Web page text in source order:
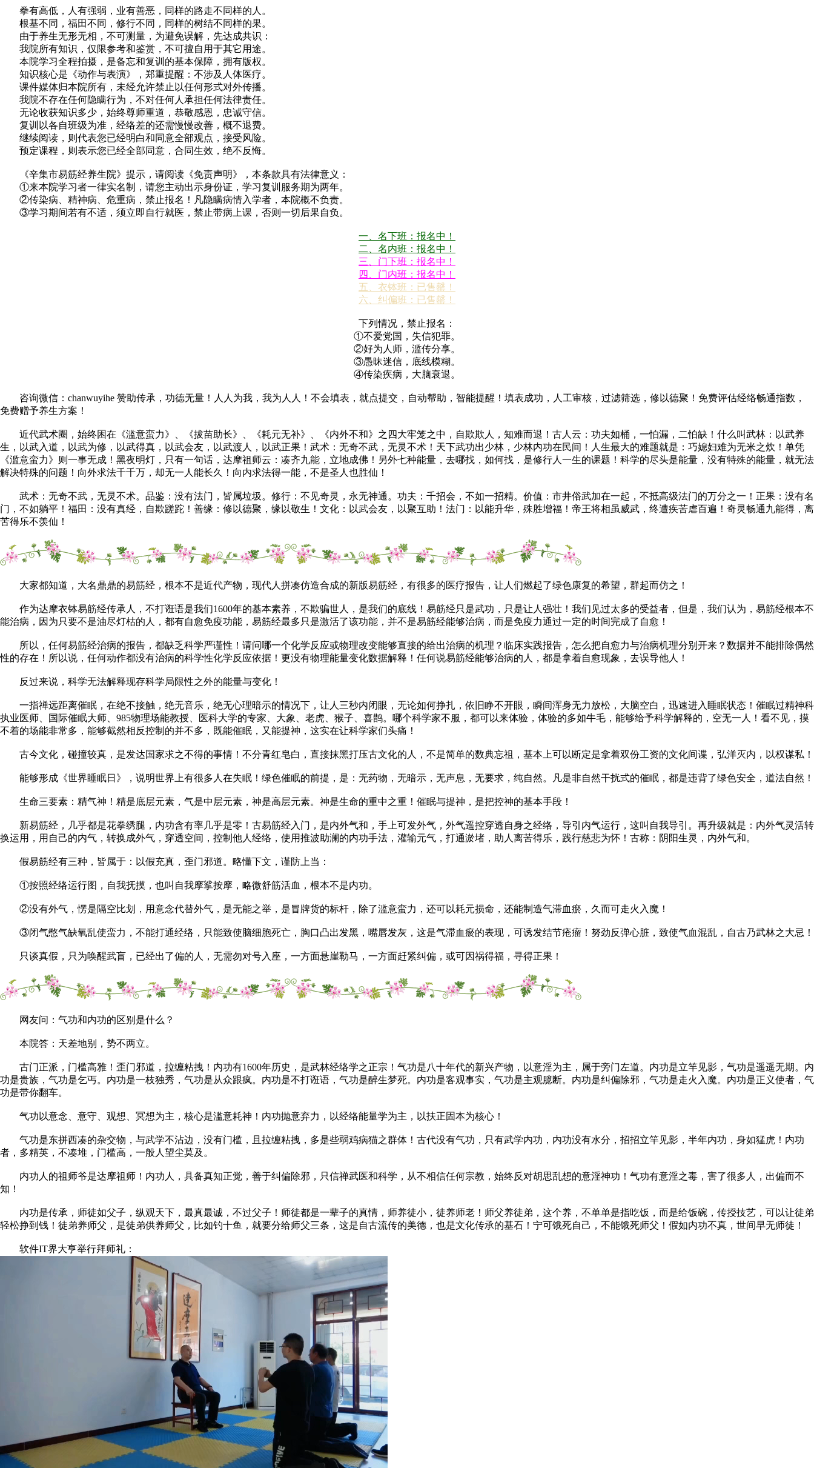
拳有高低，人有强弱，业有善恶，同样的路走不同样的人。
根基不同，福田不同，修行不同，同样的树结不同样的果。
由于养生无形无相，不可测量，为避免误解，先达成共识：
我院所有知识，仅限参考和鉴赏，不可擅自用于其它用途。
本院学习全程拍摄，是备忘和复训的基本保障，拥有版权。
知识核心是《动作与表演》，郑重提醒：不涉及人体医疗。
课件媒体归本院所有，未经允许禁止以任何形式对外传播。
我院不存在任何隐瞒行为，不对任何人承担任何法律责任。
无论收获知识多少，始终尊师重道，恭敬感恩，忠诚守信。
复训以各自班级为准，经络差的还需慢慢改善，概不退费。
继续阅读，则代表您已经明白和同意全部观点，接受风险。
预定课程，则表示您已经全部同意，合同生效，绝不反悔。
《辛集市易筋经养生院》提示，请阅读《免责声明》，本条款具有法律意义：
①来本院学习者一律实名制，请您主动出示身份证，学习复训服务期为两年。
②传染病、精神病、危重病，禁止报名！凡隐瞒病情入学者，本院概不负责。
③学习期间若有不适，须立即自行就医，禁止带病上课，否则一切后果自负。
一、名下班：报名中！
二、名内班：报名中！
三、门下班：报名中！
四、门内班：报名中！
五、衣钵班：已售罄！
六、纠偏班：已售罄！
下列情况，禁止报名：
①不爱党国，失信犯罪。
②好为人师，滥传分享。
③愚昧迷信，底线模糊。
④传染疾病，大脑衰退。
咨询微信：chanwuyihe 赞助传承，功德无量！人人为我，我为人人！不会填表，就点提交，自动帮助，智能提醒！填表成功，人工审核，过滤筛选，修以德聚！免费评估经络畅通指数，
免费赠予养生方案！
近代武术圈，始终困在《滥意蛮力》、《拔苗助长》、《耗元无补》、《内外不和》之四大牢笼之中，自欺欺人，知难而退！古人云：功夫如桶，一怕漏，二怕缺！什么叫武林：以武养
生，以武入道，以武为修，以武得真，以武会友，以武渡人，以武正果！武术：无奇不武，无灵不术！天下武功出少林，少林内功在民间！人生最大的难题就是：巧媳妇难为无米之炊！单凭
《滥意蛮力》则一事无成！黑夜明灯，只有一句话，达摩祖师云：凑齐九能，立地成佛！另外七种能量，去哪找，如何找，是修行人一生的课题！科学的尽头是能量，没有特殊的能量，就无法
解决特殊的问题！向外求法千千万，却无一人能长久！向内求法得一能，不是圣人也胜仙！
武术：无奇不武，无灵不术。品鉴：没有法门，皆属垃圾。修行：不见奇灵，永无神通。功夫：千招会，不如一招精。价值：市井俗武加在一起，不抵高级法门的万分之一！正果：没有名
门，不如躺平！福田：没有真经，自欺蹉跎！善缘：修以德聚，缘以敬生！文化：以武会友，以聚互助！法门：以能升华，殊胜增福！帝王将相虽威武，终遭疾苦虐百遍！奇灵畅通九能得，离
苦得乐不羡仙！
大家都知道，大名鼎鼎的易筋经，根本不是近代产物，现代人拼凑仿造合成的新版易筋经，有很多的医疗报告，让人们燃起了绿色康复的希望，群起而仿之！
作为达摩衣钵易筋经传承人，不打诳语是我们1600年的基本素养，不欺骗世人，是我们的底线！易筋经只是武功，只是让人强壮！我们见过太多的受益者，但是，我们认为，易筋经根本不
能治病，因为只要不是油尽灯枯的人，都有自愈免疫功能，易筋经最多只是激活了该功能，并不是易筋经能够治病，而是免疫力通过一定的时间完成了自愈！
所以，任何易筋经治病的报告，都缺乏科学严谨性！请问哪一个化学反应或物理改变能够直接的给出治病的机理？临床实践报告，怎么把自愈力与治病机理分别开来？数据并不能排除偶然
性的存在！所以说，任何动作都没有治病的科学性化学反应依据！更没有物理能量变化数据解释！任何说易筋经能够治病的人，都是拿着自愈现象，去误导他人！
反过来说，科学无法解释现存科学局限性之外的能量与变化！
一指禅远距离催眠，在绝不接触，绝无音乐，绝无心理暗示的情况下，让人三秒内闭眼，无论如何挣扎，依旧睁不开眼，瞬间浑身无力放松，大脑空白，迅速进入睡眠状态！催眠过精神科
执业医师、国际催眠大师、985物理场能教授、医科大学的专家、大象、老虎、猴子、喜鹊。哪个科学家不服，都可以来体验，体验的多如牛毛，能够给予科学解释的，空无一人！看不见，摸
不着的场能非常多，能够截然相反控制的并不多，既能催眠，又能提神，这实在让科学家们头痛！
古今文化，碰撞较真，是发达国家求之不得的事情！不分青红皂白，直接抹黑打压古文化的人，不是简单的数典忘祖，基本上可以断定是拿着双份工资的文化间谍，弘洋灭内，以权谋私！
能够形成《世界睡眠日》，说明世界上有很多人在失眠！绿色催眠的前提，是：无药物，无暗示，无声息，无要求，纯自然。凡是非自然干扰式的催眠，都是违背了绿色安全，道法自然！
生命三要素：精气神！精是底层元素，气是中层元素，神是高层元素。神是生命的重中之重！催眠与提神，是把控神的基本手段！
新易筋经，几乎都是花拳绣腿，内功含有率几乎是零！古易筋经入门，是内外气和，手上可发外气，外气遥控穿透自身之经络，导引内气运行，这叫自我导引。再升级就是：内外气灵活转
换运用，用自己的内气，转换成外气，穿透空间，控制他人经络，使用推波助澜的内功手法，灌输元气，打通淤堵，助人离苦得乐，践行慈悲为怀！古称：阴阳生灵，内外气和。
假易筋经有三种，皆属于：以假充真，歪门邪道。略懂下文，谨防上当：
①按照经络运行图，自我抚摸，也叫自我摩挲按摩，略微舒筋活血，根本不是内功。
②没有外气，愣是隔空比划，用意念代替外气，是无能之举，是冒牌货的标杆，除了滥意蛮力，还可以耗元损命，还能制造气滞血瘀，久而可走火入魔！
③闭气憋气缺氧乱使蛮力，不能打通经络，只能致使脑细胞死亡，胸口凸出发黑，嘴唇发灰，这是气滞血瘀的表现，可诱发结节疮瘤！努劲反弹心脏，致使气血混乱，自古乃武林之大忌！
只谈真假，只为唤醒武盲，已经出了偏的人，无需勿对号入座，一方面悬崖勒马，一方面赶紧纠偏，或可因祸得福，寻得正果！
网友问：气功和内功的区别是什么？
本院答：天差地别，势不两立。
古门正派，门槛高雅！歪门邪道，拉缠粘拽！内功有1600年历史，是武林经络学之正宗！气功是八十年代的新兴产物，以意淫为主，属于旁门左道。内功是立竿见影，气功是遥遥无期。内
功是贵族，气功是乞丐。内功是一枝独秀，气功是从众跟疯。内功是不打诳语，气功是醉生梦死。内功是客观事实，气功是主观臆断。内功是纠偏除邪，气功是走火入魔。内功是正义使者，气
功是带你翻车。
气功以意念、意守、观想、冥想为主，核心是滥意耗神！内功抛意弃力，以经络能量学为主，以扶正固本为核心！
气功是东拼西凑的杂交物，与武学不沾边，没有门槛，且拉缠粘拽，多是些弱鸡病猫之群体！古代没有气功，只有武学内功，内功没有水分，招招立竿见影，半年内功，身如猛虎！内功
者，多精英，不凑堆，门槛高，一般人望尘莫及。
内功人的祖师爷是达摩祖师！内功人，具备真知正觉，善于纠偏除邪，只信禅武医和科学，从不相信任何宗教，始终反对胡思乱想的意淫神功！气功有意淫之毒，害了很多人，出偏而不
知！
内功是传承，师徒如父子，纵观天下，最真最诚，不过父子！师徒都是一辈子的真情，师养徒小，徒养师老！师父养徒弟，这个养，不单单是指吃饭，而是给饭碗，传授技艺，可以让徒弟
轻松挣到钱！徒弟养师父，是徒弟供养师父，比如钓十鱼，就要分给师父三条，这是自古流传的美德，也是文化传承的基石！宁可饿死自己，不能饿死师父！假如内功不真，世间早无师徒！
软件IT界大亨举行拜师礼：